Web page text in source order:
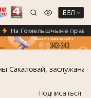
БЕЛ
На Гомельшчыне
Сакаловай,
Подписаться